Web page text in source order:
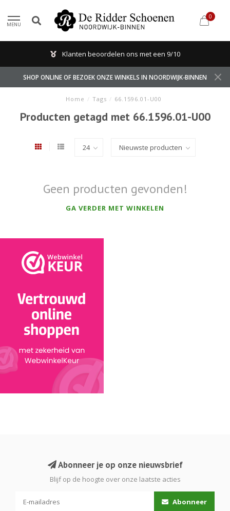
MENU
0
Klanten beoordelen ons met een 9/10
SHOP ONLINE OF BEZOEK ONZE WINKELS IN NOORDWIJK-BINNEN
Home / Tags / 66.1596.01-U00
Producten getagd met 66.1596.01-U00
Geen producten gevonden!
GA VERDER MET WINKELEN
Abonneer je op onze nieuwsbrief
Blijf op de hoogte over onze laatste acties
Abonneer